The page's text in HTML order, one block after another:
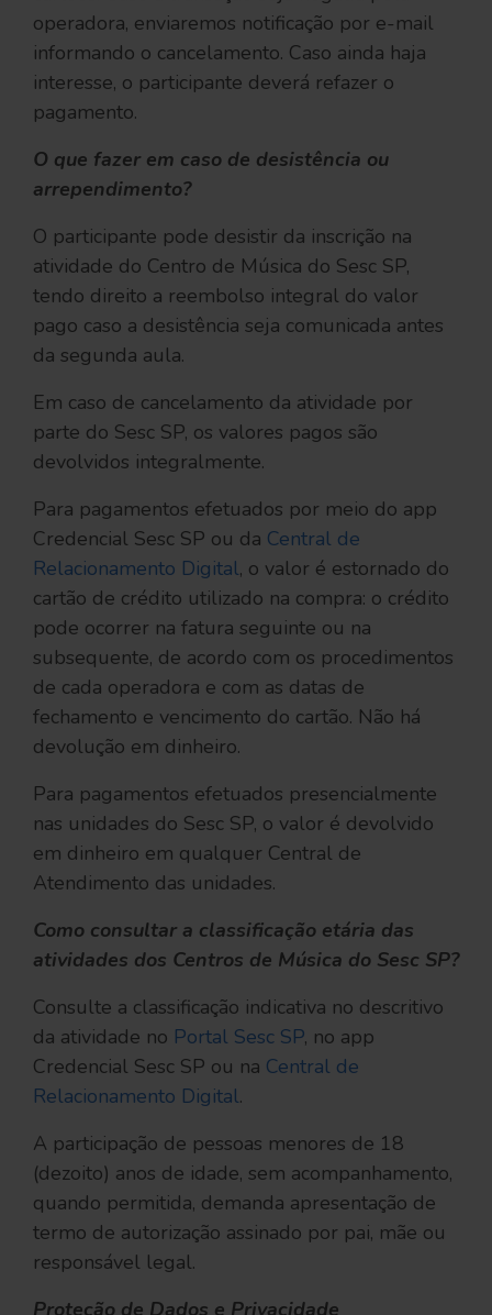
operadora, enviaremos notificação por e-mail
informando o cancelamento. Caso ainda haja
interesse, o participante deverá refazer o
pagamento.
O que fazer em caso de desistência ou
arrependimento?
O participante pode desistir da inscrição na
atividade do Centro de Música do Sesc SP,
tendo direito a reembolso integral do valor
pago caso a desistência seja comunicada antes
da segunda aula.
Em caso de cancelamento da atividade por
parte do Sesc SP, os valores pagos são
devolvidos integralmente.
Para pagamentos efetuados por meio do app
Credencial Sesc SP ou da Central de
Relacionamento Digital, o valor é estornado do
cartão de crédito utilizado na compra: o crédito
pode ocorrer na fatura seguinte ou na
subsequente, de acordo com os procedimentos
de cada operadora e com as datas de
fechamento e vencimento do cartão. Não há
devolução em dinheiro.
Para pagamentos efetuados presencialmente
nas unidades do Sesc SP, o valor é devolvido
em dinheiro em qualquer Central de
Atendimento das unidades.
Como consultar a classificação etária das
atividades dos Centros de Música do Sesc SP?
Consulte a classificação indicativa no descritivo
da atividade no Portal Sesc SP, no app
Credencial Sesc SP ou na Central de
Relacionamento Digital.
A participação de pessoas menores de 18
(dezoito) anos de idade, sem acompanhamento,
quando permitida, demanda apresentação de
termo de autorização assinado por pai, mãe ou
responsável legal.
Proteção de Dados e Privacidade